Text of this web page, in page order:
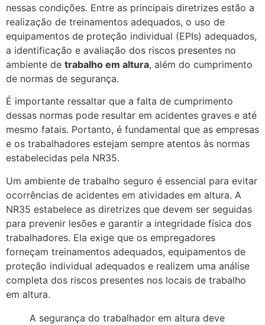
nessas condições. Entre as principais diretrizes estão a
realização de treinamentos adequados, o uso de
equipamentos de proteção individual (EPIs) adequados,
a identificação e avaliação dos riscos presentes no
ambiente de trabalho em altura, além do cumprimento
de normas de segurança.
É importante ressaltar que a falta de cumprimento
dessas normas pode resultar em acidentes graves e até
mesmo fatais. Portanto, é fundamental que as empresas
e os trabalhadores estejam sempre atentos às normas
estabelecidas pela NR35.
Um ambiente de trabalho seguro é essencial para evitar
ocorrências de acidentes em atividades em altura. A
NR35 estabelece as diretrizes que devem ser seguidas
para prevenir lesões e garantir a integridade física dos
trabalhadores. Ela exige que os empregadores
forneçam treinamentos adequados, equipamentos de
proteção individual adequados e realizem uma análise
completa dos riscos presentes nos locais de trabalho
em altura.
A segurança do trabalhador em altura deve